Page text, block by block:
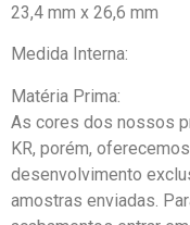
Tamanho da peça:
Medida Interna:
Matéria Prima:
As cores dos nossos
KR, porém,